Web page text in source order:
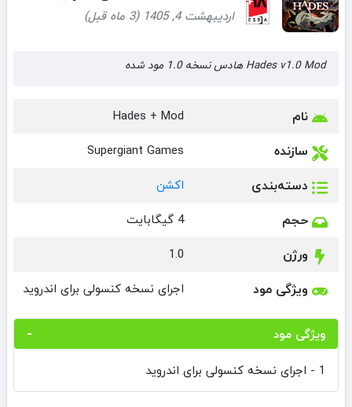
اردیبهشت 4, 1405 (3 ماه قبل)
Hades v1.0 Mod هادس نسخه 1.0 مود شده
نام Hades + Mod
سازنده Supergiant Games
دسته‌بندی اکشن
حجم 4 گیگابایت
ورژن 1.0
ویژگی مود اجرای نسخه کنسولی برای اندروید
ویژگی مود
1 - اجرای نسخه کنسولی برای اندروید